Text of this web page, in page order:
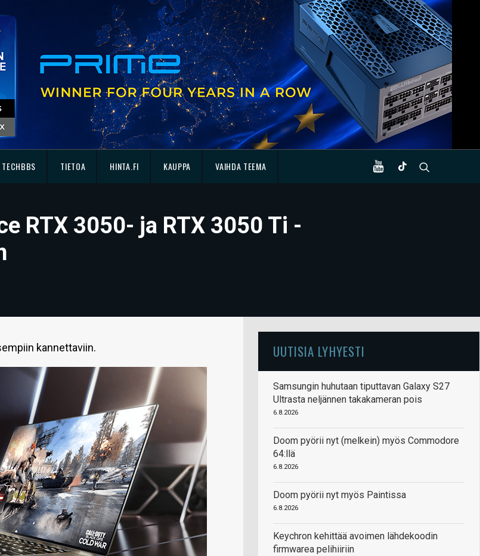
TECHBBS TIETOA HINTA.FI KAUPPA VAIHDA TEEMA
RTX 3050- ja RTX 3050 Ti -
kannettaviin. UUTISIA LYHYESTI
Samsungin huhutaan tiputtavan Galaxy S27
Ultrasta neljännen takakameran pois
6.8.2026
Doom pyörii nyt (melkein) myös Commodore
64:llä
6.8.2026
Doom pyörii nyt myös Paintissa
6.8.2026
Keychron kehittää avoimen lähdekoodin
firmwarea pelihiiriin